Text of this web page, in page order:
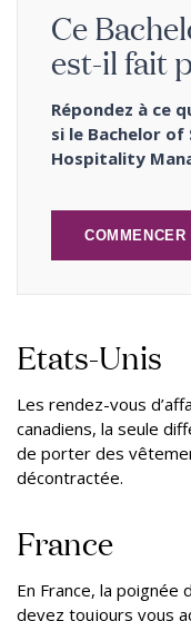
Ce
est-il fait
Répondez à ce
si le Bachelor
Hospitality
COMMENCER
Etats-Unis
Les rendez-vous
canadiens, la seule
de porter des
décontractée.
France
En France, la
devez toujours vous